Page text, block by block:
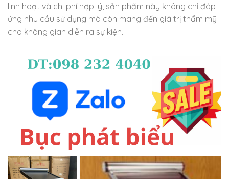
linh hoạt và chi phí hợp lý, sản phẩm này không chỉ đáp
ứng nhu cầu sử dụng mà còn mang đến giá trị thẩm mỹ
cho không gian diễn ra sự kiện.